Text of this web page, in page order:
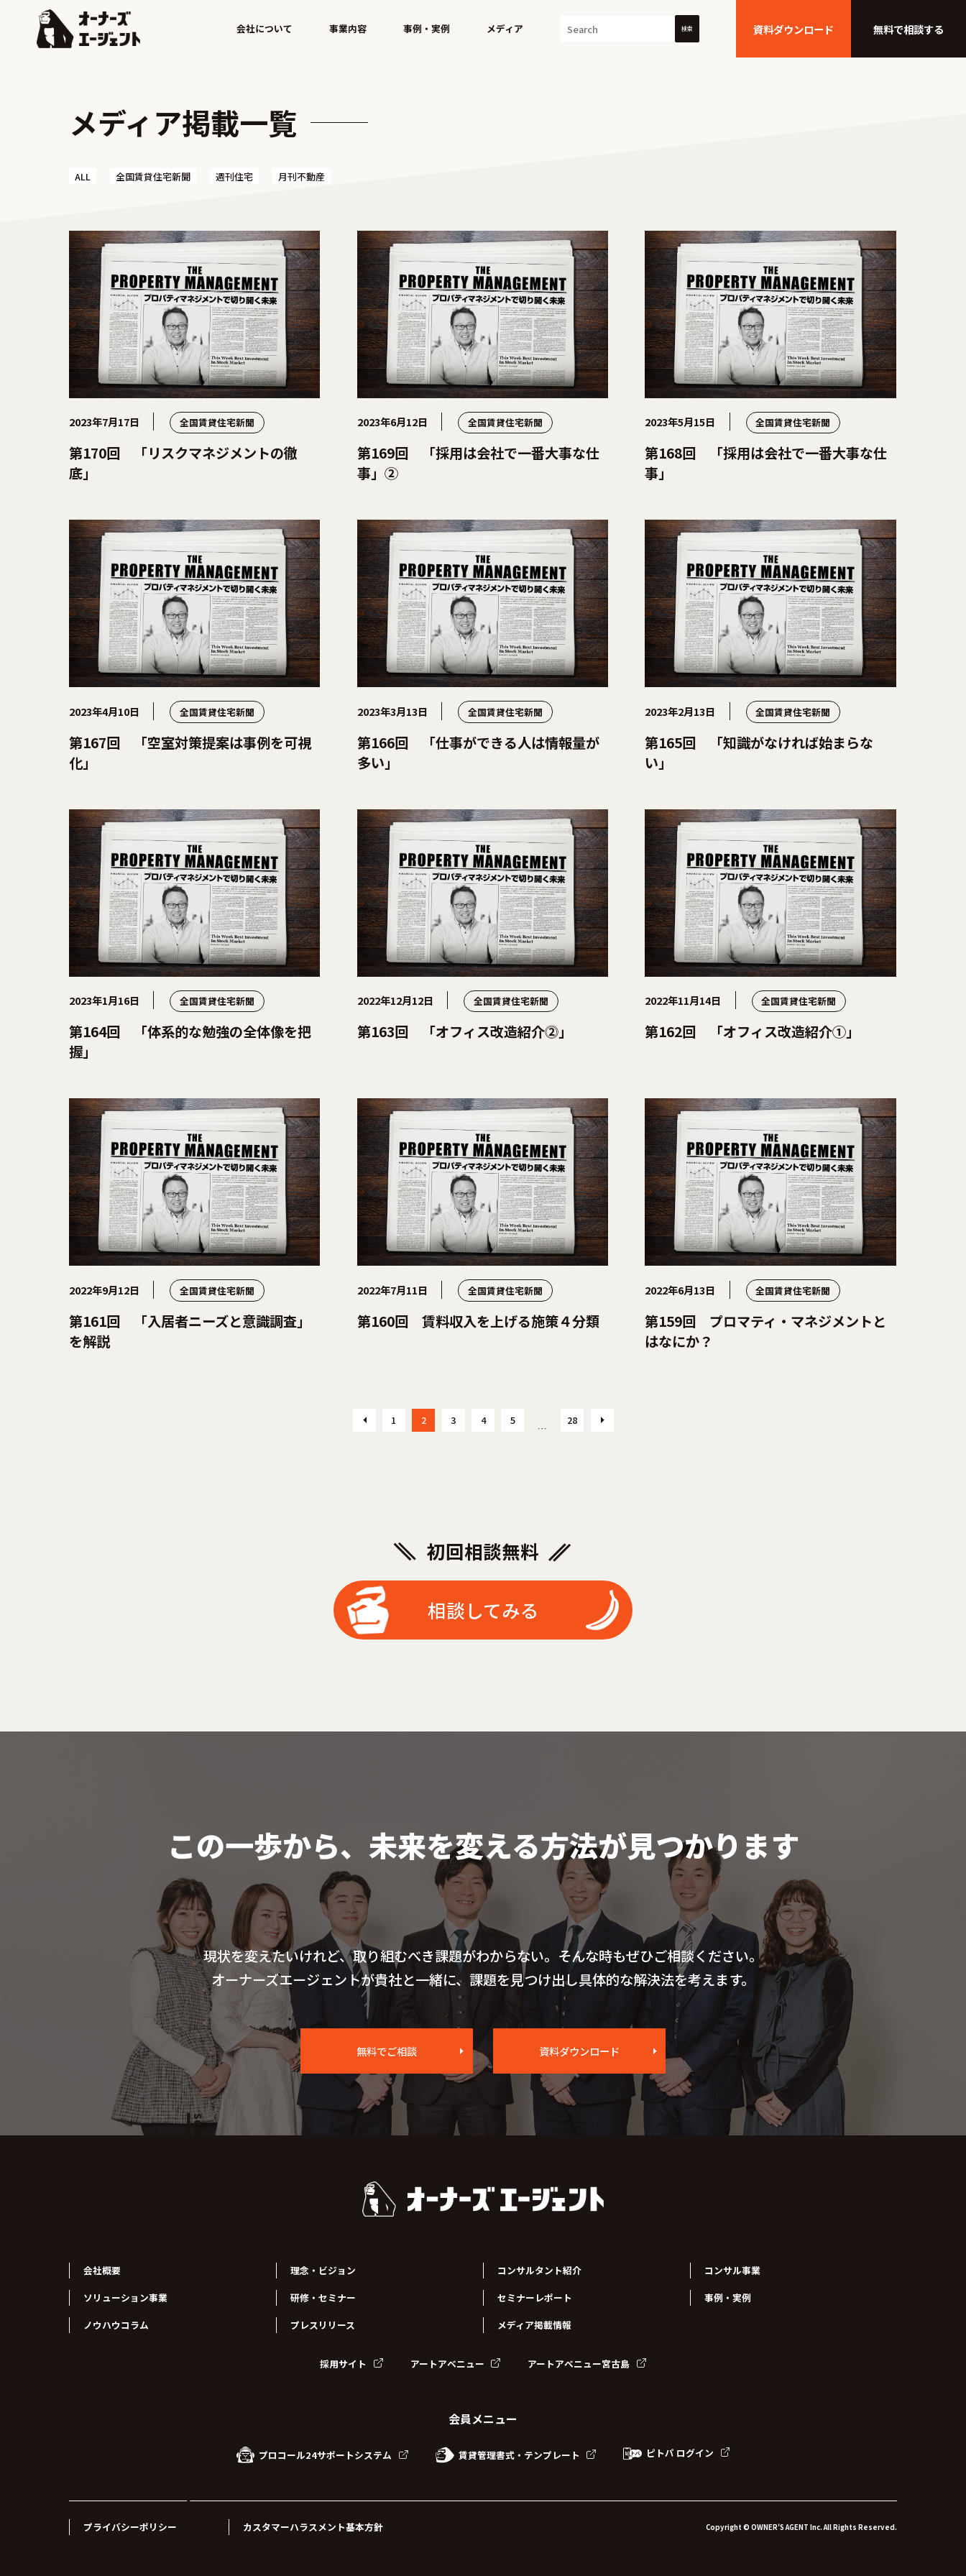
会社について 事業内容 事例・実例 メディア 検索 資料ダウンロード 無料で相談する
メディア掲載一覧
ALL 全国賃貸住宅新聞 週刊住宅 月刊不動産
SCROLL
2023年7月17日 全国賃貸住宅新聞
第170回 「リスクマネジメントの徹
底」
2023年6月12日 全国賃貸住宅新聞
第169回 「採用は会社で一番大事な仕
事」②
2023年5月15日 全国賃貸住宅新聞
第168回 「採用は会社で一番大事な仕
事」
2023年4月10日 全国賃貸住宅新聞
第167回 「空室対策提案は事例を可視
化」
2023年3月13日 全国賃貸住宅新聞
第166回 「仕事ができる人は情報量が
多い」
2023年2月13日 全国賃貸住宅新聞
第165回 「知識がなければ始まらな
い」
2023年1月16日 全国賃貸住宅新聞
第164回 「体系的な勉強の全体像を把
握」
2022年12月12日 全国賃貸住宅新聞
第163回 「オフィス改造紹介⓶」
2022年11月14日 全国賃貸住宅新聞
第162回 「オフィス改造紹介①」
2022年9月12日 全国賃貸住宅新聞
第161回 「入居者ニーズと意識調査」
を解説
2022年7月11日 全国賃貸住宅新聞
第160回 賃料収入を上げる施策４分類
2022年6月13日 全国賃貸住宅新聞
第159回 プロマティ・マネジメントと
はなにか？
1 2 3 4 5
…
28
初回相談無料
相談してみる
この一歩から、未来を変える方法が見つかります
現状を変えたいけれど、取り組むべき課題がわからない。 そんな時もぜひご相談ください。
オーナーズエージェントが貴社と一緒に、 課題を見つけ出し具体的な解決法を考えます。
無料でご相談 資料ダウンロード
会社概要 理念・ビジョン コンサルタント紹介
コンサル事業
ソリューション事業
研修・セミナー セミナーレポート
事例・実例
ノウハウコラム
プレスリリース メディア掲載情報
採用サイト アートアベニュー アートアベニュー宮古島
会員メニュー
プロコール24サポートシステム 賃貸管理書式・テンプレート ピトパ ログイン
プライバシーポリシー カスタマーハラスメント基本方針 Copyright © OWNER'S AGENT Inc. All Rights Reserved.